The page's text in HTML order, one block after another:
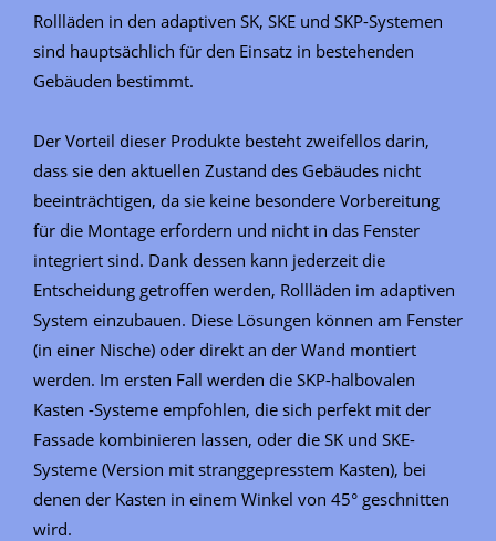
Rollläden in den adaptiven SK, SKE und SKP-Systemen
sind hauptsächlich für den Einsatz in bestehenden
Gebäuden bestimmt.
Der Vorteil dieser Produkte besteht zweifellos darin,
dass sie den aktuellen Zustand des Gebäudes nicht
beeinträchtigen, da sie keine besondere Vorbereitung
für die Montage erfordern und nicht in das Fenster
integriert sind. Dank dessen kann jederzeit die
Entscheidung getroffen werden, Rollläden im adaptiven
System einzubauen. Diese Lösungen können am Fenster
(in einer Nische) oder direkt an der Wand montiert
werden. Im ersten Fall werden die SKP-halbovalen
Kasten -Systeme empfohlen, die sich perfekt mit der
Fassade kombinieren lassen, oder die SK und SKE-
Systeme (Version mit stranggepresstem Kasten), bei
denen der Kasten in einem Winkel von 45° geschnitten
wird.